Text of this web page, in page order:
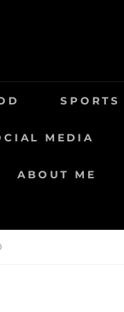
SPORTS
MEDIA
ABOUT ME